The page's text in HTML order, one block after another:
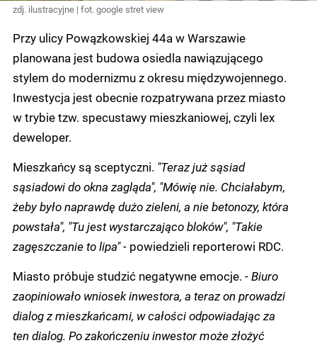
zdj. ilustracyjne | fot. google stret view
Przy ulicy Powązkowskiej 44a w Warszawie
planowana jest budowa osiedla nawiązującego
stylem do modernizmu z okresu międzywojennego.
Inwestycja jest obecnie rozpatrywana przez miasto
w trybie tzw. specustawy mieszkaniowej, czyli lex
deweloper.
Mieszkańcy są sceptyczni. "Teraz już sąsiad
sąsiadowi do okna zagląda", "Mówię nie. Chciałabym,
żeby było naprawdę dużo zieleni, a nie betonozy, która
powstała", "Tu jest wystarczająco bloków", "Takie
zagęszczanie to lipa"- powiedzieli reporterowi RDC.
Miasto próbuje studzić negatywne emocje. -Biuro
zaopiniowało wniosek inwestora, a teraz on prowadzi
dialog z mieszkańcami, w całości odpowiadając za
ten dialog. Po zakończeniu inwestor może złożyć